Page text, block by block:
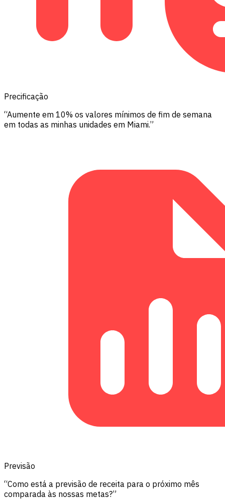
Precificação
“Aumente em 10% os valores mínimos de fim de semana
em todas as minhas unidades em Miami.”
Previsão
“Como está a previsão de receita para o próximo mês
comparada às nossas metas?”